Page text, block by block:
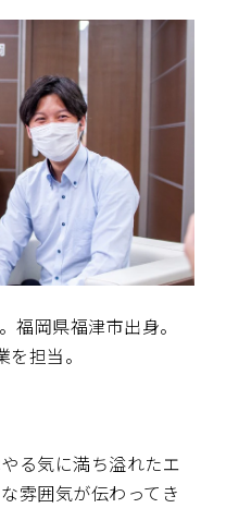
福岡県福津市出身。
担当。
る気に満ち溢れたエ
雰囲気が伝わってき